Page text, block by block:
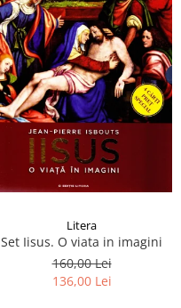
Litera
Set Iisus. O viata in imagini
160,00 Lei
136,00 Lei